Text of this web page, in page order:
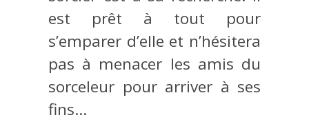
est prêt à tout pour
s’emparer d’elle et n’hésitera
pas à menacer les amis du
sorceleur pour arriver à ses
fins…